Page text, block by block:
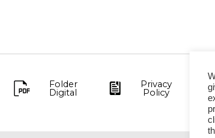
Folder
Digital
Privacy
Policy